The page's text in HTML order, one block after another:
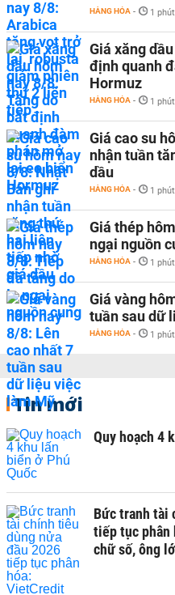
HÀNG HÓA - 1
Giá xăng
định quanh
Hormuz
HÀNG HÓA - 1
Giá cao su
nhận tuần
dầu
HÀNG HÓA - 1
Giá thép
ngại nguồn
HÀNG HÓA - 1
Giá vàng
tuần sau dữ
HÀNG HÓA - 1
Tin mới
Quy hoạch 4
Bức tranh tài
tiếp tục phân
chữ số, ông